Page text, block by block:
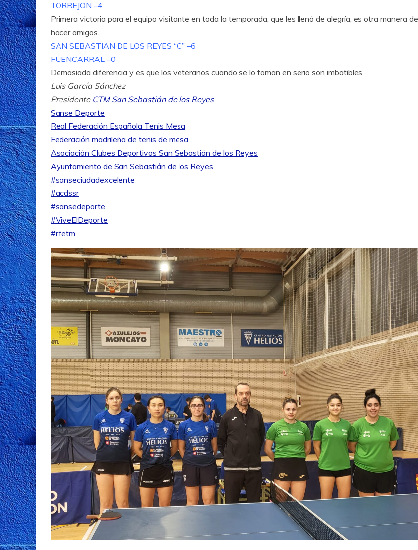
TORREJON –4
Primera victoria para el equipo visitante en toda la temporada, que les llenó de alegría, es otra manera de
hacer amigos.
SAN SEBASTIAN DE LOS REYES “C” –6
FUENCARRAL –0
Demasiada diferencia y es que los veteranos cuando se lo toman en serio son imbatibles.
Luis García Sánchez
Presidente CTM San Sebastián de los Reyes
Sanse Deporte
Real Federación Española Tenis Mesa
Federación madrileña de tenis de mesa
Asociación Clubes Deportivos San Sebastián de los Reyes
Ayuntamiento de San Sebastián de los Reyes
#sanseciudadexcelente
#acdssr
#sansedeporte
#ViveElDeporte
#rfetm